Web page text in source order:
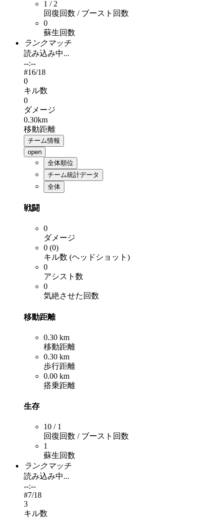
1 / 2
回復回数 / ブースト回数
0
蘇生回数
ランクマッチ
読み込み中...
--:--
#16/18
0
キル数
0
ダメージ
0.30km
移動距離
チーム情報
open
全体順位
チーム統計データ
全体
戦闘
0
ダメージ
0 (0)
キル数 (ヘッドショット)
0
アシスト数
0
気絶させた回数
移動距離
0.30 km
移動距離
0.30 km
歩行距離
0.00 km
搭乗距離
生存
10 / 1
回復回数 / ブースト回数
1
蘇生回数
ランクマッチ
読み込み中...
--:--
#7/18
3
キル数